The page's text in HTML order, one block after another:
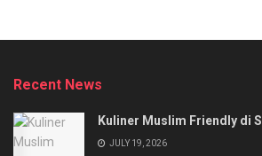
Recent News
Kuliner Muslim Friendly di
JULY 19, 2026